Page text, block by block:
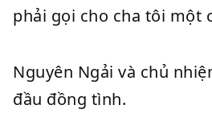
phải gọi cho cha tôi một
Nguyên Ngải và chủ
đầu đồng tình.